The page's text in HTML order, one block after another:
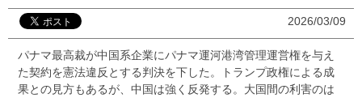
2026/03/09
パナマ最高裁が中国系企業にパナマ運河港湾管理運営権を与え
た契約を憲法違反とする判決を下した。トランプ政権による成
果との見方もあるが、中国は強く反発する。大国間の利害のは